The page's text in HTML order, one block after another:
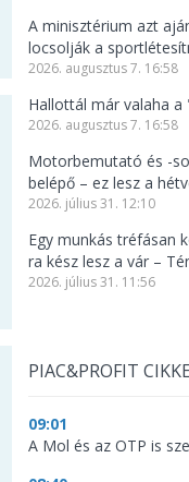
A minisztérium azt
locsolják a
2026. augusztus 7. 16:58
Hallottál már valaha
2026. augusztus 7. 16:58
Motorbemutató és -
belépő – ez lesz a
2026. július 31. 12:10
Egy munkás tréfásan
ra kész lesz a vár –
2026. július 31. 11:56
PIAC&PROFIT
09:01
A Mol és az OTP is